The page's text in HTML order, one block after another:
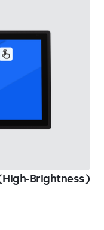
Brightness)